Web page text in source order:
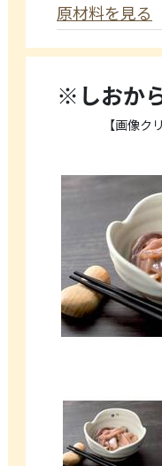
原材料を見る
※しおか
【画像ク